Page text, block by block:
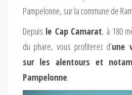
Pampelonne, sur la commune de
Depuis le Cap Camarat, à 180
du phare, vous profiterez d’une
sur les alentours et
Pampelonne.